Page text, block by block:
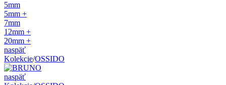
5mm
5mm +
7mm
12mm +
20mm +
naspäť
Kolekcie/OSSIDO
naspäť